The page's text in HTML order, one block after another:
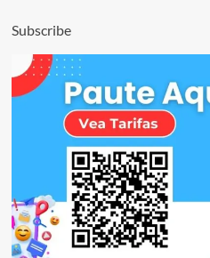
Subscribe